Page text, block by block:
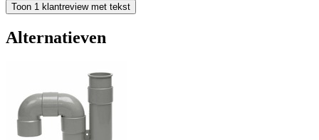
Toon 1 klantreview met tekst
Alternatieven